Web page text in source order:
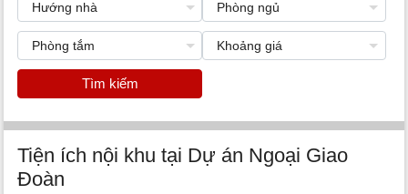
Tìm kiếm
Tiện ích nội khu tại Dự án Ngoại Giao
Đoàn